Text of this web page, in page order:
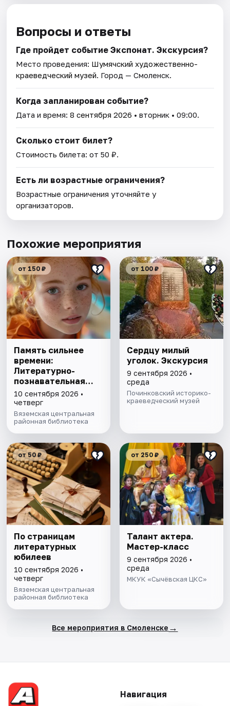
Вопросы и ответы
Где пройдет событие Экспонат. Экскурсия?
Место проведения: Шумячский художественно-
краеведческий музей. Город — Смоленск.
Когда запланирован событие?
Дата и время:8 сентября 2026 • вторник • 09:00.
Сколько стоит билет?
Стоимость билета: от 50 ₽.
Есть ли возрастные ограничения?
Возрастные ограничения уточняйте у
организаторов.
Похожие мероприятия
от 150 ₽
Память сильнее
времени:
Литературно-
познавательная
программа
10 сентября 2026 •
четверг
Вяземская центральная
районная библиотека
от 100 ₽
Сердцу милый
уголок. Экскурсия
9 сентября 2026 •
среда
Починковский историко-
краеведческий музей
от 50 ₽
По страницам
литературных
юбилеев
10 сентября 2026 •
четверг
Вяземская центральная
районная библиотека
от 250 ₽
Талант актера.
Мастер-класс
9 сентября 2026 •
среда
МКУК «Сычёвская ЦКС»
Все мероприятия в Смоленске →
Навигация